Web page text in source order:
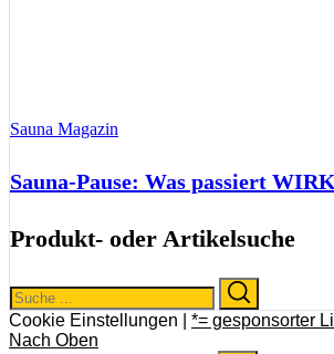
Sauna Magazin
Sauna-Pause: Was passiert
Produkt- oder Artikelsuche
Search
for:
Cookie Einstellungen | *= gesponsorter
Nach Oben